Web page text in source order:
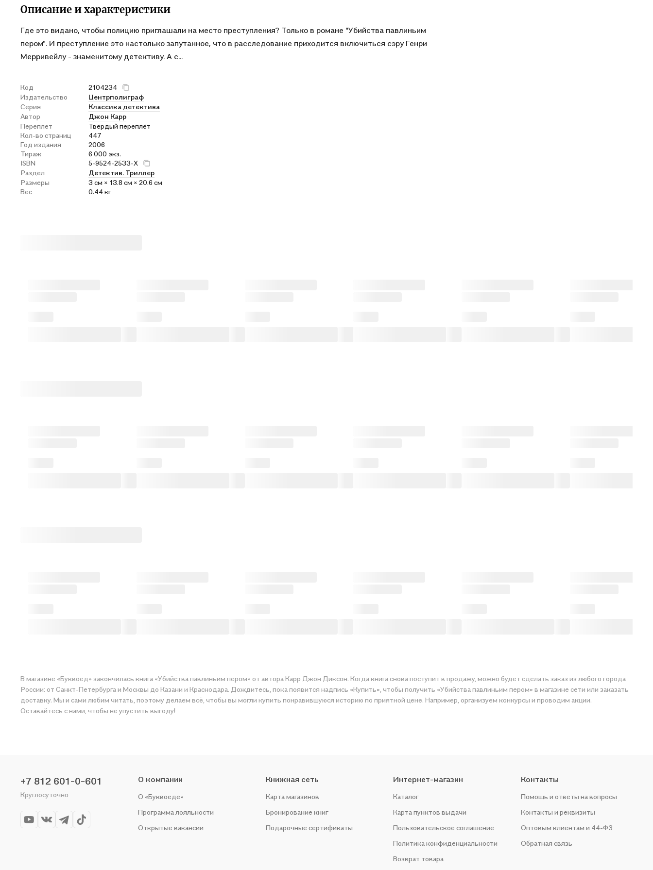
Описание и характеристики
Где это видано, чтобы полицию приглашали на место преступления? Только в романе "Убийства павлиньим
пером". И преступление это настолько запутанное, что в расследование приходится включиться сэру Генри
Мерривейлу - знаменитому детективу. А с...
Код
2104234
Издательство
Центрполиграф
Серия
Классика детектива
Автор
Джон Карр
Переплет
Твёрдый переплёт
Кол-во страниц
447
Год издания
2006
Тираж
6 000 экз.
ISBN
5-9524-2533-X
Раздел
Детектив. Триллер
Размеры
3 см × 13.8 см × 20.6 см
Вес
0.44 кг
В магазине «Буквоед» закончилась книга «Убийства павлиньим пером» от автора Карр Джон Диксон. Когда книга снова поступит в продажу, можно будет сделать заказ из любого города
России: от Санкт-Петербурга и Москвы до Казани и Краснодара. Дождитесь, пока появится надпись «Купить», чтобы получить «Убийства павлиньим пером» в магазине сети или заказать
доставку. Мы и сами любим читать, поэтому делаем всё, чтобы вы могли купить понравившуюся историю по приятной цене. Например, организуем конкурсы и проводим акции.
Оставайтесь с нами, чтобы не упустить выгоду!
+7 812 601-0-601
Круглосуточно
О компании
О «Буквоеде»
Программа лояльности
Открытые вакансии
Книжная сеть
Карта магазинов
Бронирование книг
Подарочные сертификаты
Интернет-магазин
Каталог
Карта пунктов выдачи
Пользовательское соглашение
Политика конфиденциальности
Возврат товара
Контакты
Помощь и ответы на вопросы
Контакты и реквизиты
Оптовым клиентам и 44-ФЗ
Обратная связь